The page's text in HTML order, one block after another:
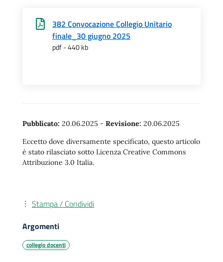
382 Convocazione Collegio Unitario
finale_30 giugno 2025
pdf - 440 kb
Pubblicato: 20.06.2025 - Revisione: 20.06.2025
Eccetto dove diversamente specificato, questo articolo
è stato rilasciato sotto Licenza Creative Commons
Attribuzione 3.0 Italia.
Stampa / Condividi
Argomenti
collegio docenti